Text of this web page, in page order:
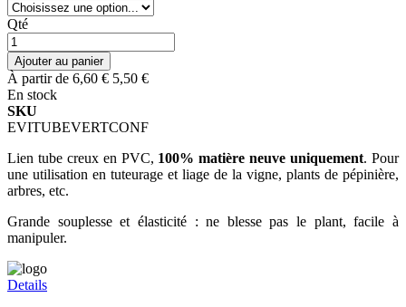
Qté
Ajouter au panier
À partir de 6,60 € 5,50 €
En stock
SKU
EVITUBEVERTCONF
Lien tube creux en PVC, 100% matière neuve uniquement. Pour
une utilisation en tuteurage et liage de la vigne, plants de pépinière,
arbres, etc.
Grande souplesse et élasticité : ne blesse pas le plant, facile à
manipuler.
Details